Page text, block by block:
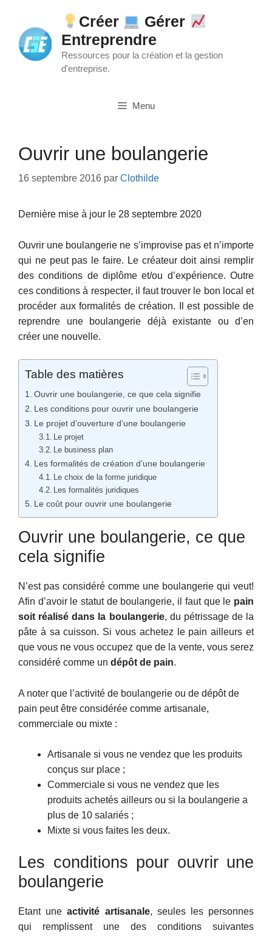
contenu
Créer
Gérer
Entreprendre
Ressources pour la création et la gestion
d'entreprise.
Menu
Ouvrir une boulangerie
16 septembre 2016 par Clothilde
Dernière mise à jour le 28 septembre 2020
Ouvrir une boulangerie ne s’improvise pas et n’importe
qui ne peut pas le faire. Le créateur doit ainsi remplir
des conditions de diplôme et/ou d’expérience. Outre
ces conditions à respecter, il faut trouver le bon local et
procéder aux formalités de création. Il est possible de
reprendre une boulangerie déjà existante ou d’en
créer une nouvelle.
Table des matières
Ouvrir une boulangerie, ce que cela signifie
Les conditions pour ouvrir une boulangerie
Le projet d’ouverture d’une boulangerie
Le projet
Le business plan
Les formalités de création d’une boulangerie
Le choix de la forme juridique
Les formalités juridiques
Le coût pour ouvrir une boulangerie
Ouvrir une boulangerie, ce que
cela signifie
N’est pas considéré comme une boulangerie qui veut!
Afin d’avoir le statut de boulangerie, il faut que le pain
soit réalisé dans la boulangerie, du pétrissage de la
pâte à sa cuisson. Si vous achetez le pain ailleurs et
que vous ne vous occupez que de la vente, vous serez
considéré comme un dépôt de pain.
A noter que l’activité de boulangerie ou de dépôt de
pain peut être considérée comme artisanale,
commerciale ou mixte :
Artisanale si vous ne vendez que les produits
conçus sur place ;
Commerciale si vous ne vendez que les
produits achetés ailleurs ou si la boulangerie a
plus de 10 salariés ;
Mixte si vous faites les deux.
Les conditions pour ouvrir une
boulangerie
Etant uneactivité artisanale, seules les personnes
qui remplissent une des conditions suivantes